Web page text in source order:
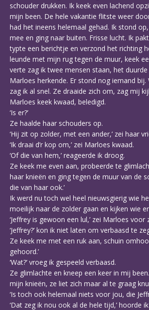
schouder drukken. Ik keek even lachend
mijn been. De hele vakantie flitste weer
had het ineens helemaal gehad. Ik stond
mee en ging naar buiten. Frisse lucht. Ik
typte een berichtje en verzond het richting
leunde met mijn rug tegen de muur, keek
verte zag ik twee mensen staan, het
Marloes herkende. Er stond nog iemand bij.
zag ik al snel. Ze draaide zich om, zag mij
Marloes keek kwaad, beledigd.
‘Is er?’
Ze haalde haar schouders op.
‘Hij zit op zolder, met een ander,’ zei haar
‘Ik draai d’r kop om,’ zei Marloes kwaad.
‘Of die van hem,’ reageerde ik droog.
Ze keek me even aan, probeerde te
haar knieën en ging tegen de muur van de
die van haar ook.’
Ik werd nu toch wel heel nieuwsgierig wie
moeilijk naar de zolder gaan en kijken wie
‘Jeffrey is gewoon een lul,’ zei Marloes voor
‘Jeffrey?’ kon ik niet laten om verbaasd te
Ze keek me met een ruk aan, schuin
gehoord.’
‘Wat?’ vroeg ik gespeeld verbaasd.
Ze glimlachte en kneep een keer in mij
mijn knieën, ze liet zich maar al te graag
‘Is toch ook helemaal niets voor jou, die
‘Dat zeg ik nou ook al de hele tijd,’ hoorde